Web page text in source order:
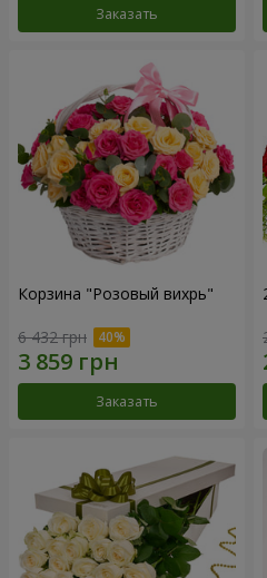
Заказать
Корзина "Розовый вихрь"
6 432 грн
Заказать